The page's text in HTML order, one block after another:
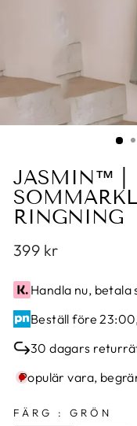
JASMIN™ |
RINGNING
Translation
399 kr
Handla nu, betala
Beställ före
30 dagars
Populär vara,
FÄRG : GRÖN